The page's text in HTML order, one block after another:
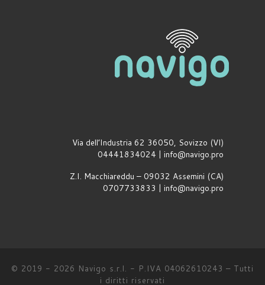
Via dell’Industria 62 36050, Sovizzo (VI)
04441834024 | info@navigo.pro
Z.I. Macchiareddu – 09032 Assemini (CA)
0707733833 | info@navigo.pro
© 2019 - 2026 Navigo s.r.l. - P.IVA 04062610243 – Tutti
i diritti riservati